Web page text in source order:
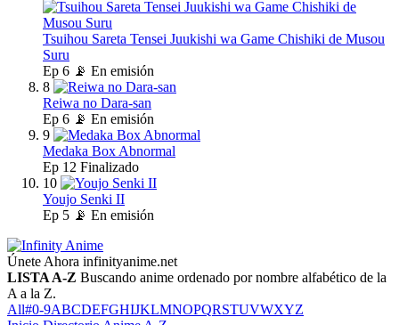
Tsuihou Sareta Tensei Juukishi wa Game Chishiki de Musou
Suru
Ep 6 📡 En emisión
8
Reiwa no Dara-san
Ep 6 📡 En emisión
9
Medaka Box Abnormal
Ep 12 Finalizado
10
Youjo Senki II
Ep 5 📡 En emisión
Únete Ahora infinityanime.net
LISTA A-Z Buscando anime ordenado por nombre alfabético de la
A a la Z.
All#0-9ABCDEFGHIJKLMNOPQRSTUVWXYZ